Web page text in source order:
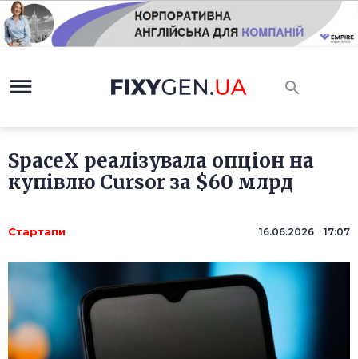
SpaceX реалізувала опціон на
купівлю Cursor за $60 млрд
Стартапи 16.06.2026 17:07